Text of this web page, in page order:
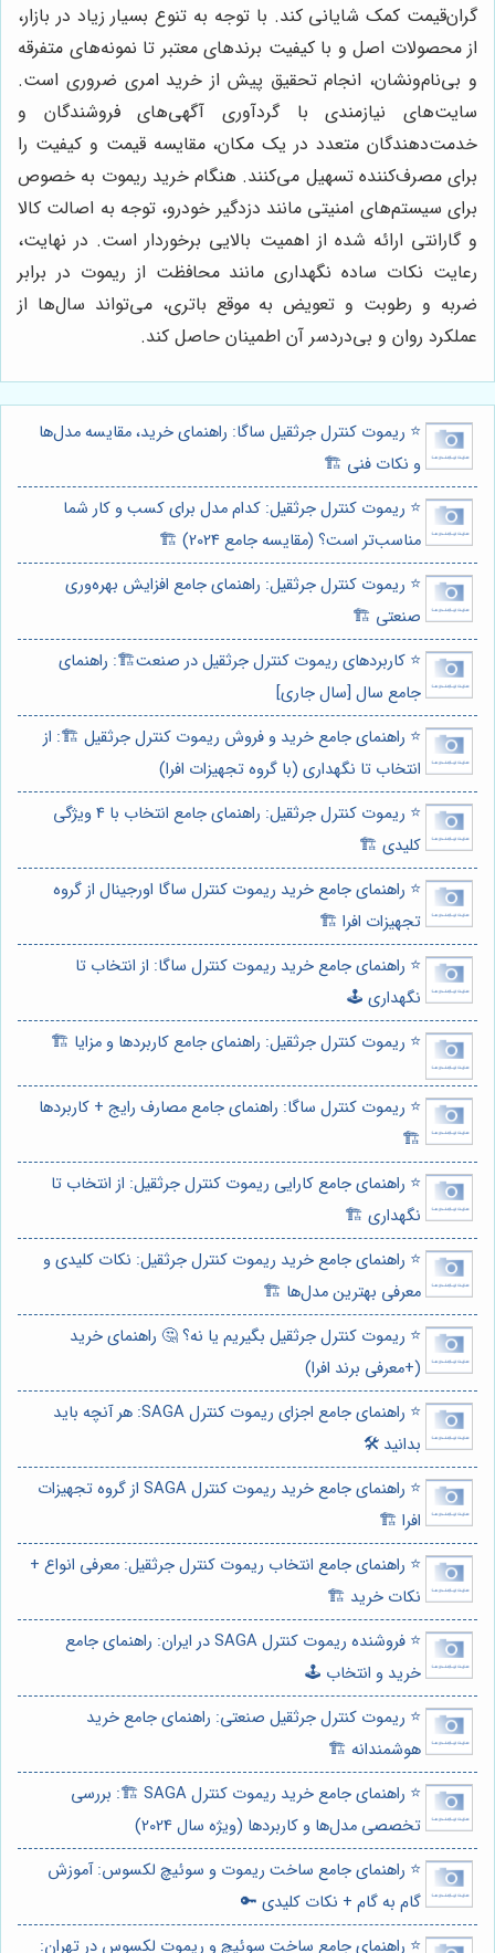
گران‌قیمت کمک شایانی کند. با توجه به تنوع بسیار زیاد در بازار،
از محصولات اصل و با کیفیت برندهای معتبر تا نمونه‌های متفرقه
و بی‌نام‌ونشان، انجام تحقیق پیش از خرید امری ضروری است.
سایت‌های نیازمندی با گردآوری آگهی‌های فروشندگان و
خدمت‌دهندگان متعدد در یک مکان، مقایسه قیمت و کیفیت را
برای مصرف‌کننده تسهیل می‌کنند. هنگام خرید ریموت به خصوص
برای سیستم‌های امنیتی مانند دزدگیر خودرو، توجه به اصالت کالا
و گارانتی ارائه شده از اهمیت بالایی برخوردار است. در نهایت،
رعایت نکات ساده نگهداری مانند محافظت از ریموت در برابر
ضربه و رطوبت و تعویض به موقع باتری، می‌تواند سال‌ها از
عملکرد روان و بی‌دردسر آن اطمینان حاصل کند.
⭐️ ریموت کنترل جرثقیل ساگا: راهنمای خرید، مقایسه مدل‌ها
و نکات فنی 🏗️
⭐️ ریموت کنترل جرثقیل: کدام مدل برای کسب و کار شما
مناسب‌تر است؟ (مقایسه جامع 2024) 🏗️
⭐️ ریموت کنترل جرثقیل: راهنمای جامع افزایش بهره‌وری
صنعتی 🏗️
⭐️ کاربردهای ریموت کنترل جرثقیل در صنعت🏗️: راهنمای
جامع سال [سال جاری]
⭐️ راهنمای جامع خرید و فروش ریموت کنترل جرثقیل 🏗️: از
انتخاب تا نگهداری (با گروه تجهیزات افرا)
⭐️ ریموت کنترل جرثقیل: راهنمای جامع انتخاب با 4 ویژگی
کلیدی 🏗️
⭐️ راهنمای جامع خرید ریموت کنترل ساگا اورجینال از گروه
تجهیزات افرا 🏗️
⭐️ راهنمای جامع خرید ریموت کنترل ساگا: از انتخاب تا
نگهداری 🕹️
⭐️ ریموت کنترل جرثقیل: راهنمای جامع کاربردها و مزایا 🏗️
⭐️ ریموت کنترل ساگا: راهنمای جامع مصارف رایج + کاربردها
🏗️
⭐️ راهنمای جامع کارایی ریموت کنترل جرثقیل: از انتخاب تا
نگهداری 🏗️
⭐️ راهنمای جامع خرید ریموت کنترل جرثقیل: نکات کلیدی و
معرفی بهترین مدل‌ها 🏗️
⭐️ ریموت کنترل جرثقیل بگیریم یا نه؟ 🤔 راهنمای خرید
(+معرفی برند افرا)
⭐️ راهنمای جامع اجزای ریموت کنترل SAGA: هر آنچه باید
بدانید 🛠️
⭐️ راهنمای جامع خرید ریموت کنترل SAGA از گروه تجهیزات
افرا 🏗️
⭐️ راهنمای جامع انتخاب ریموت کنترل جرثقیل: معرفی انواع +
نکات خرید 🏗️
⭐️ فروشنده ریموت کنترل SAGA در ایران: راهنمای جامع
خرید و انتخاب 🕹️
⭐️ ریموت کنترل جرثقیل صنعتی: راهنمای جامع خرید
هوشمندانه 🏗️
⭐️ راهنمای جامع خرید ریموت کنترل SAGA 🏗️: بررسی
تخصصی مدل‌ها و کاربردها (ویژه سال 2024)
⭐️ راهنمای جامع ساخت ریموت و سوئیچ لکسوس: آموزش
گام به گام + نکات کلیدی 🔑
⭐️ راهنمای جامع ساخت سوئیچ و ریموت لکسوس در تهران: